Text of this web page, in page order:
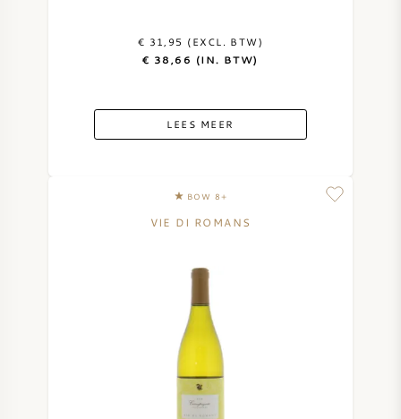
€ 31,95 (EXCL. BTW)
€ 38,66 (IN. BTW)
LEES MEER
BOW 8+
VIE DI ROMANS